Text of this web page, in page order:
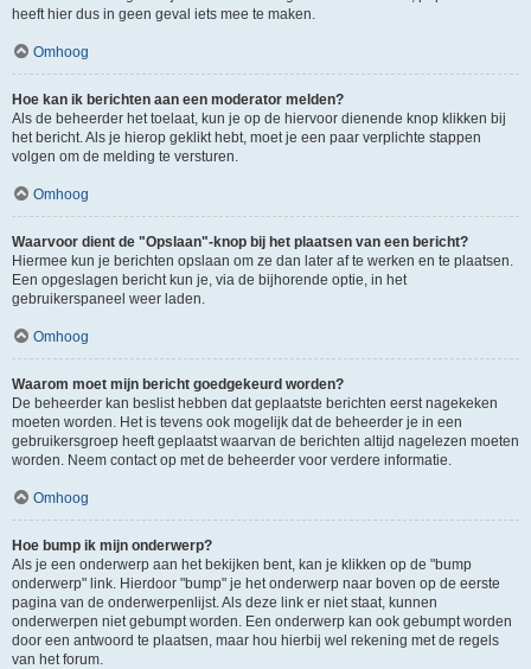
heeft hier dus in geen geval iets mee te maken.
Omhoog
Hoe kan ik berichten aan een moderator melden?
Als de beheerder het toelaat, kun je op de hiervoor dienende knop klikken bij
het bericht. Als je hierop geklikt hebt, moet je een paar verplichte stappen
volgen om de melding te versturen.
Omhoog
Waarvoor dient de "Opslaan"-knop bij het plaatsen van een bericht?
Hiermee kun je berichten opslaan om ze dan later af te werken en te plaatsen.
Een opgeslagen bericht kun je, via de bijhorende optie, in het
gebruikerspaneel weer laden.
Omhoog
Waarom moet mijn bericht goedgekeurd worden?
De beheerder kan beslist hebben dat geplaatste berichten eerst nagekeken
moeten worden. Het is tevens ook mogelijk dat de beheerder je in een
gebruikersgroep heeft geplaatst waarvan de berichten altijd nagelezen moeten
worden. Neem contact op met de beheerder voor verdere informatie.
Omhoog
Hoe bump ik mijn onderwerp?
Als je een onderwerp aan het bekijken bent, kan je klikken op de "bump
onderwerp" link. Hierdoor "bump" je het onderwerp naar boven op de eerste
pagina van de onderwerpenlijst. Als deze link er niet staat, kunnen
onderwerpen niet gebumpt worden. Een onderwerp kan ook gebumpt worden
door een antwoord te plaatsen, maar hou hierbij wel rekening met de regels
van het forum.